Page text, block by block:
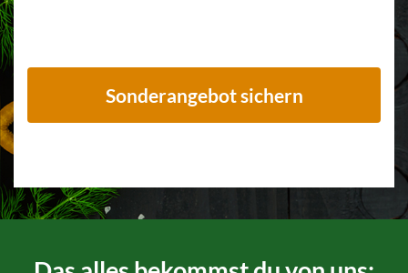
Sonderangebot sichern